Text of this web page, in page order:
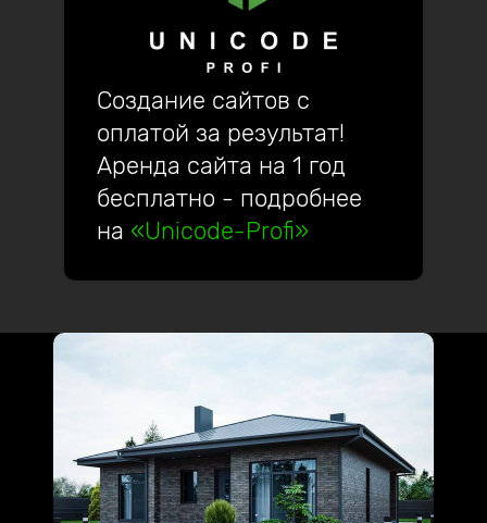
Создание сайтов с
оплатой за результат!
Аренда сайта на 1 год
бесплатно - подробнее
на «Unicode-Profi»